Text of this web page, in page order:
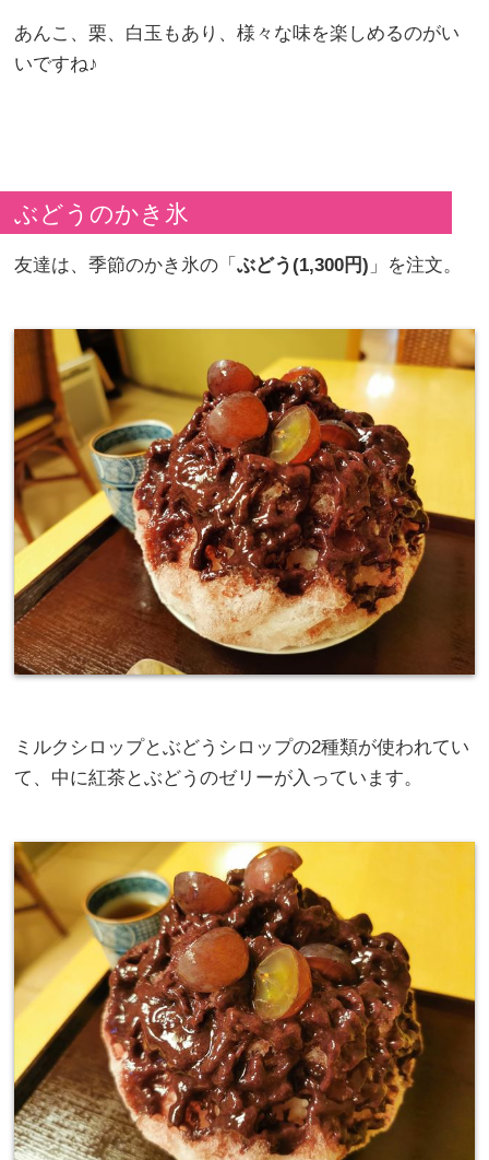
あんこ、栗、白玉もあり、様々な味を楽しめるのがい
いですね♪
ぶどうのかき氷
友達は、季節のかき氷の「ぶどう(1,300円) 」を注文。
ミルクシロップとぶどうシロップの2種類が使われてい
て、中に紅茶とぶどうのゼリーが入っています。